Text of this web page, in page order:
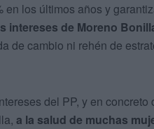
los últimos años y
intereses de Moreno
de cambio ni rehén de
del PP, y en concreto
a la salud de muchas